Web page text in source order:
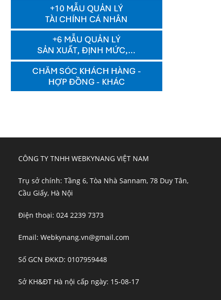
CÔNG TY TNHH WEBKYNANG VIỆT NAM
Trụ sở chính: Tầng 6, Tòa Nhà Sannam, 78 Duy Tân,
Cầu Giấy, Hà Nội
Điện thoại: 024 2239 7373
Email: Webkynang.vn@gmail.com
Số GCN ĐKKD: 0107959448
Sở KH&ĐT Hà nội cấp ngày: 15-08-17